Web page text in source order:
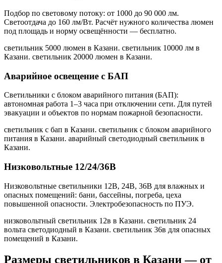
Подбор по световому потоку: от 1000 до 90 000 лм.
Светоотдача до 160 лм/Вт. Расчёт нужного количества люмен
под площадь и норму освещённости — бесплатно.
светильник 5000 люмен в Казани. светильник 10000 лм в
Казани. светильник 20000 люмен в Казани.
Аварийное освещение с БАП
Светильники с блоком аварийного питания (БАП):
автономная работа 1–3 часа при отключении сети. Для путей
эвакуации и объектов по нормам пожарной безопасности.
светильник с бап в Казани. светильник с блоком аварийного
питания в Казани. аварийный светодиодный светильник в
Казани.
Низковольтные 12/24/36В
Низковольтные светильники 12В, 24В, 36В для влажных и
опасных помещений: бани, бассейны, погреба, цеха
повышенной опасности. Электробезопасность по ПУЭ.
низковольтный светильник 12в в Казани. светильник 24
вольта светодиодный в Казани. светильник 36в для опасных
помещений в Казани.
Размеры светильников в Казани— от